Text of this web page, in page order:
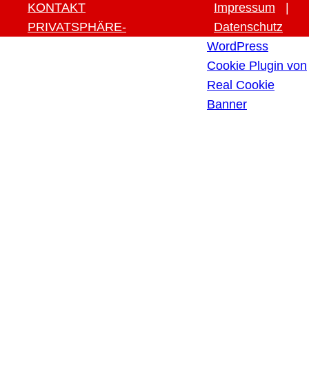
KONTAKT
PRIVATSPHÄRE-
Impressum
Datenschutz
WordPress
Cookie Plugin von
Real Cookie
Banner